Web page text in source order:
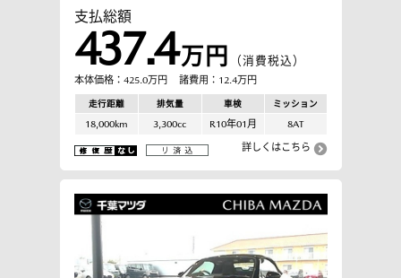
支払総額
437.4万円 （消費税込）
本体価格：425.0万円 諸費用：12.4万円
走行距離 排気量 車検 ミッション
18,000km 3,300cc R10年01月 8AT
詳しくはこちら